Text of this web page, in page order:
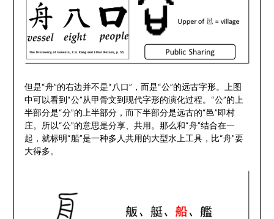
但是“舟”的右边并不是“八口”，而是“公”的远古字形。上图
中可以看到“公”从甲骨文到现代字形的演化过程。“公”的上
半部分是“分”的上半部分，而下半部分是远古的“邑”即村
庄。所以“公”的意思是分享、共用。那么和“舟”结合在一
起，就标明“船”是一种多人共用的大型水上工具，比“舟”要
大得多。